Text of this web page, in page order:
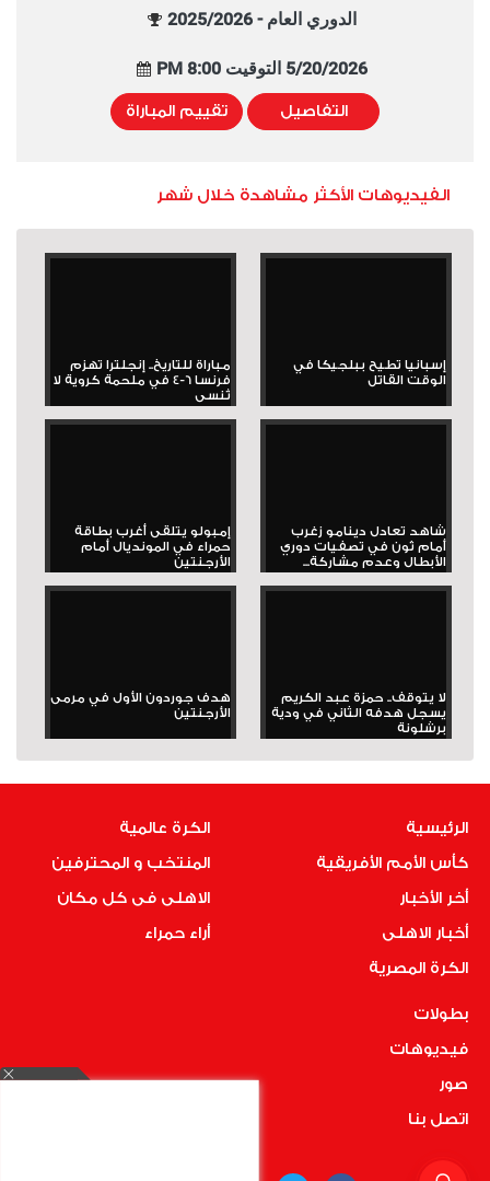
الدوري العام - 2025/2026
5/20/2026 التوقيت 8:00 PM
التفاصيل تقييم المباراة
الفيديوهات الأكثر مشاهدة خلال شهر
إسبانيا تطيح ببلجيكا في
الوقت القاتل
مباراة للتاريخ.. إنجلترا تهزم
فرنسا 6-4 في ملحمة كروية لا
تُنسى
شاهد تعادل دينامو زغرب
أمام ثون في تصفيات دوري
الأبطال وعدم مشاركة...
إمبولو يتلقى أغرب بطاقة
حمراء في المونديال أمام
الأرجنتين
لا يتوقف.. حمزة عبد الكريم
يسجل هدفه الثاني في ودية
برشلونة
هدف جوردون الأول في مرمى
الأرجنتين
الرئيسية
كأس الأمم الأفريقية
أخر الأخبار
أخبار الاهلى
الكرة المصرية
الكرة عالمية
المنتخب و المحترفين
الاهلى فى كل مكان
أراء حمراء
بطولات
فيديوهات
صور
اتصل بنا